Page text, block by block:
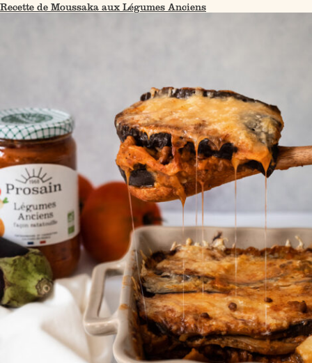
Recette de Moussaka aux Légumes Anciens